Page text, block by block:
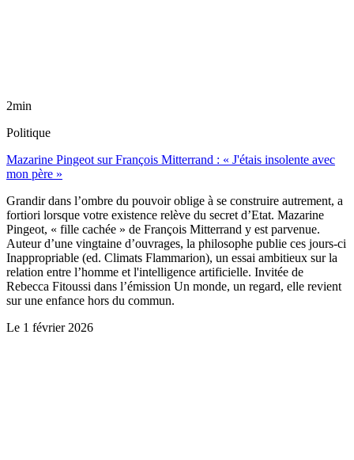
2min
Politique
Mazarine Pingeot sur François Mitterrand : « J'étais insolente avec
mon père »
Grandir dans l’ombre du pouvoir oblige à se construire autrement, a
fortiori lorsque votre existence relève du secret d’Etat. Mazarine
Pingeot, « fille cachée » de François Mitterrand y est parvenue.
Auteur d’une vingtaine d’ouvrages, la philosophe publie ces jours-ci
Inappropriable (ed. Climats Flammarion), un essai ambitieux sur la
relation entre l’homme et l'intelligence artificielle. Invitée de
Rebecca Fitoussi dans l’émission Un monde, un regard, elle revient
sur une enfance hors du commun.
Le 1 février 2026